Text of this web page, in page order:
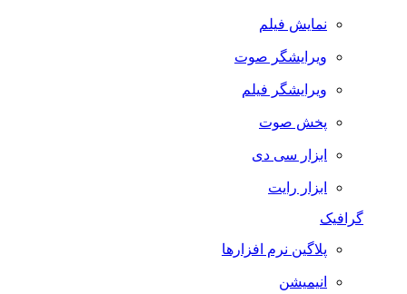
نمایش فیلم
ویرایشگر صوت
ویرایشگر فیلم
پخش صوت
ابزار سی دی
ابزار رایت
گرافیک
پلاگین نرم افزارها
انیمیشن